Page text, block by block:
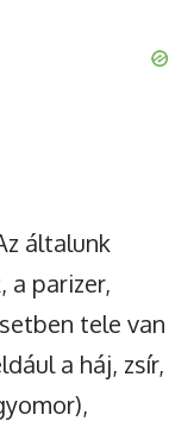
általunk
a parizer,
tele van
a háj, zsír,